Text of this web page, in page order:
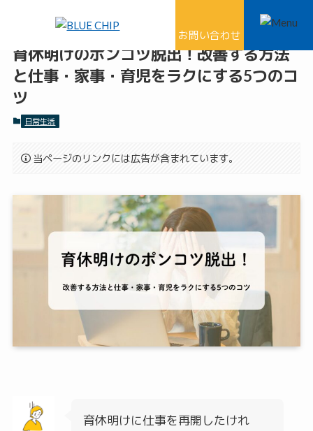
お問い合わせ
育休明けのポンコツ脱出！改善する方法
と仕事・家事・育児をラクにする5つのコ
ツ
日常生活
当ページのリンクには広告が含まれています。
育休明けに仕事を再開したけれ